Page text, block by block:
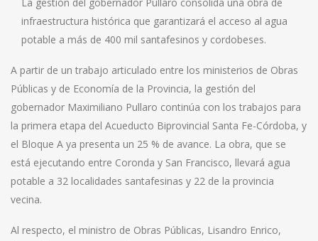
infraestructura histórica que garantizará el acceso al agua
potable a más de 400 mil santafesinos y cordobeses.
A partir de un trabajo articulado entre los ministerios de Obras
Públicas y de Economía de la Provincia, la gestión del
gobernador Maximiliano Pullaro continúa con los trabajos para
la primera etapa del Acueducto Biprovincial Santa Fe-Córdoba, y
el Bloque A ya presenta un 25 % de avance. La obra, que se
está ejecutando entre Coronda y San Francisco, llevará agua
potable a 32 localidades santafesinas y 22 de la provincia
vecina.
Al respecto, el ministro de Obras Públicas, Lisandro Enrico,